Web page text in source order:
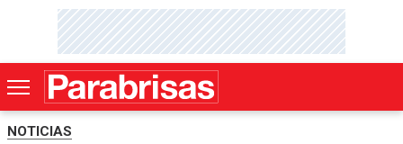
NOTICIAS